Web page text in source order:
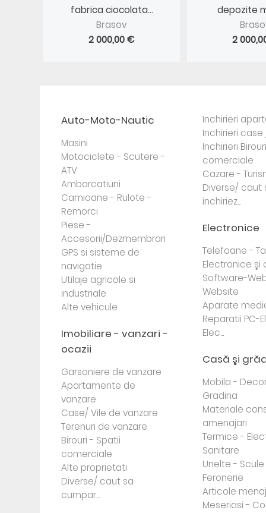
fabrica ciocolata...
Brasov
2 000,00 €
depozite
2
Auto-Moto-Nautic
Masini
Motociclete - Scutere -
ATV
Ambarcatiuni
Camioane - Rulote -
Remorci
Piese -
Accesorii/Dezmembrari
GPS si sisteme de
navigatie
Utilaje agricole si
industriale
Alte vehicule
Imobiliare - vanzari -
ocazii
Garsoniere de vanzare
Apartamente de
vanzare
Case/ Vile de vanzare
Terenuri de vanzare
Birouri - Spatii
comerciale
Alte proprietati
Diverse/ caut sa
cumpar...
Inchirieri
Inchirieri case
Inchirieri
comerciale
Cazare -
Diverse/ caut
inchiriez...
Electronice
Telefoane -
Electronice
Software-
Website
Aparate
Reparatii PC-
Elec...
Casă şi
Mobila -
Gradina
Materiale
amenajari
Termice -
Sanitare
Unelte -
Feronerie
Articole menaj
Meseriasi -